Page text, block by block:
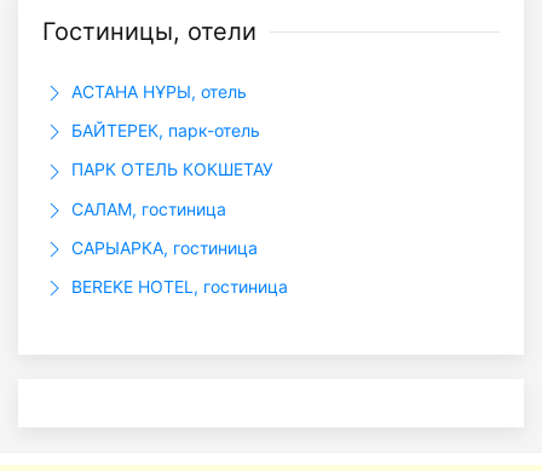
Гостиницы, отели
АСТАНА НҰРЫ, отель
БАЙТЕРЕК, парк-отель
ПАРК ОТЕЛЬ КОКШЕТАУ
САЛАМ, гостиница
САРЫАРКА, гостиница
BEREKE HOTEL, гостиница